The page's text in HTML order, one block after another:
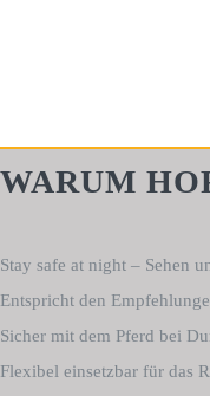
WARUM
Stay safe at night – Sehen
Entspricht den
Sicher mit dem Pferd bei
Flexibel einsetzbar für das